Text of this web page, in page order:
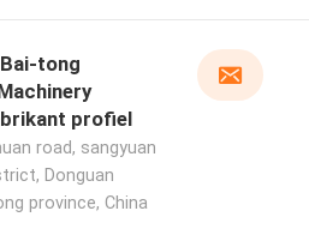
tong
profiel
road, sangyuan
Donguan
province, China